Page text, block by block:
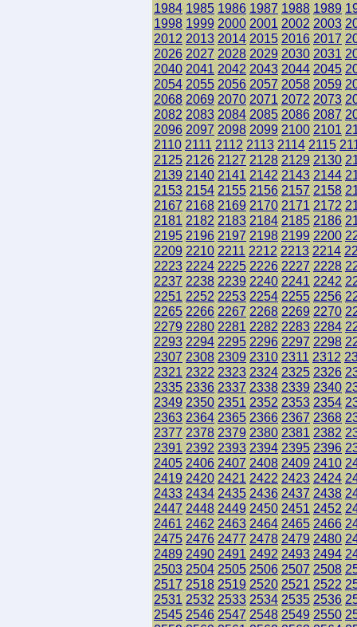
1984 1985 1986 1987 1988 1989
1998 1999 2000 2001 2002 2003
2012 2013 2014 2015 2016 2017
2026 2027 2028 2029 2030 2031
2040 2041 2042 2043 2044 2045
2054 2055 2056 2057 2058 2059
2068 2069 2070 2071 2072 2073
2082 2083 2084 2085 2086 2087
2096 2097 2098 2099 2100 2101
2110 2111 2112 2113 2114 2115
2125 2126 2127 2128 2129 2130
2139 2140 2141 2142 2143 2144
2153 2154 2155 2156 2157 2158
2167 2168 2169 2170 2171 2172
2181 2182 2183 2184 2185 2186
2195 2196 2197 2198 2199 2200
2209 2210 2211 2212 2213 2214
2223 2224 2225 2226 2227 2228
2237 2238 2239 2240 2241 2242
2251 2252 2253 2254 2255 2256
2265 2266 2267 2268 2269 2270
2279 2280 2281 2282 2283 2284
2293 2294 2295 2296 2297 2298
2307 2308 2309 2310 2311 2312
2321 2322 2323 2324 2325 2326
2335 2336 2337 2338 2339 2340
2349 2350 2351 2352 2353 2354
2363 2364 2365 2366 2367 2368
2377 2378 2379 2380 2381 2382
2391 2392 2393 2394 2395 2396
2405 2406 2407 2408 2409 2410
2419 2420 2421 2422 2423 2424
2433 2434 2435 2436 2437 2438
2447 2448 2449 2450 2451 2452
2461 2462 2463 2464 2465 2466
2475 2476 2477 2478 2479 2480
2489 2490 2491 2492 2493 2494
2503 2504 2505 2506 2507 2508
2517 2518 2519 2520 2521 2522
2531 2532 2533 2534 2535 2536
2545 2546 2547 2548 2549 2550